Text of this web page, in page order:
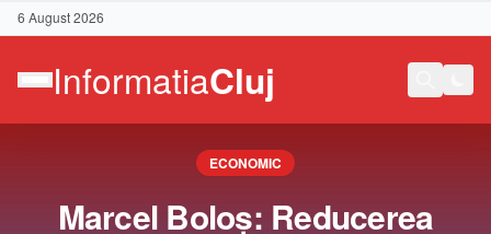
6 August 2026
ECONOMIC
Marcel Boloş: Reducerea